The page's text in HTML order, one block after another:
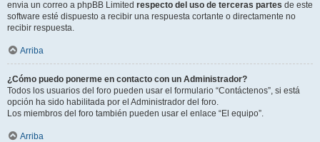
envia un correo a phpBB Limited respecto del uso de terceras partes de este
software esté dispuesto a recibir una respuesta cortante o directamente no
recibir respuesta.
Arriba
¿Cómo puedo ponerme en contacto con un Administrador?
Todos los usuarios del foro pueden usar el formulario “Contáctenos”, si está
opción ha sido habilitada por el Administrador del foro.
Los miembros del foro también pueden usar el enlace “El equipo”.
Arriba